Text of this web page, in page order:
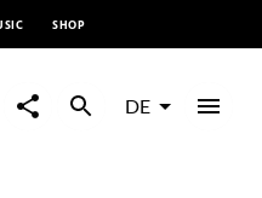
SHOP
DE